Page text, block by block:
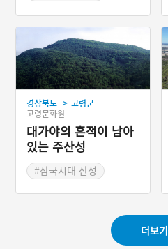
#경주 성곽
#드라마 주요 소재
경상북도 > 고령군
고령문화원
대가야의 흔적이 남아
있는 주산성
#삼국시대 산성
더보기